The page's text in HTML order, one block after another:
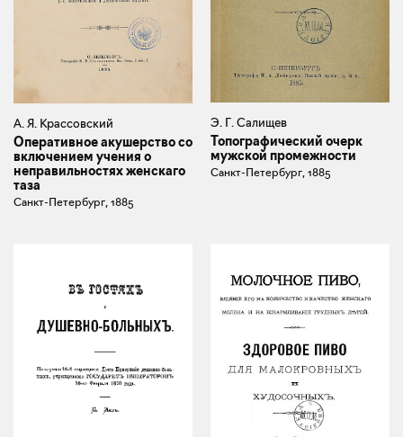
А. Я. Крассовский
Оперативное акушерство со
включением учения о
неправильностях женскаго
таза
Санкт-Петербург, 1885
Э. Г. Салищев
Топографический очерк
мужской промежности
Санкт-Петербург, 1885